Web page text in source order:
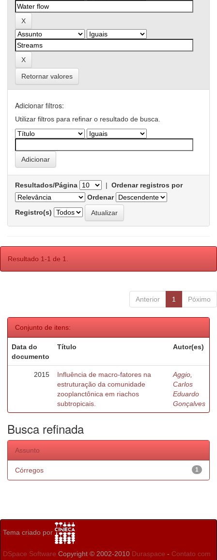
Retornar valores
Adicionar filtros:
Utilizar filtros para refinar o resultado de busca.
Resultados/Página | Ordenar registros por
Ordenar
Registro(s)
Resultado 1-1 de 1.
Anterior 1 Póximo
Conjunto de itens:
Data do
documento
Título Autor(es)
2015
Influência de macro-fatores na
estruturação da comunidade
zooplanctônica em riachos
subtropicais.
Aggio,
Carlos
Eduardo
Gonçalves
Busca refinada
Assunto
1
Córregos
Tema criado por
DSpace Software Copyright © 2002-2010 Duraspace - Contato com